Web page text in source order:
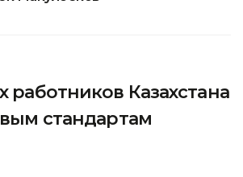
работников Казахстана
стандартам